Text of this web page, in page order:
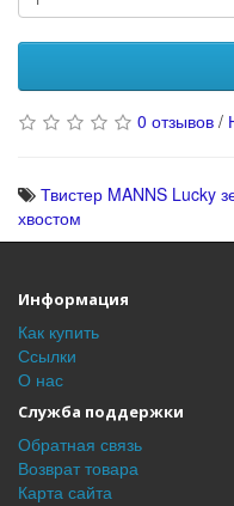
0 отзывов /
Твистер MANNS Lucky
хвостом
Информация
Как купить
Ссылки
О нас
Служба поддержки
Обратная связь
Возврат товара
Карта сайта